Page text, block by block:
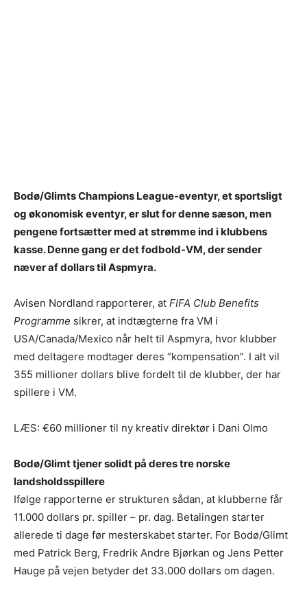
Bodø/Glimts Champions League-eventyr, et sportsligt
og økonomisk eventyr, er slut for denne sæson, men
pengene fortsætter med at strømme ind i klubbens
kasse. Denne gang er det fodbold-VM, der sender
næver af dollars til Aspmyra.
Avisen Nordland rapporterer, at FIFA Club Benefits
Programme sikrer, at indtægterne fra VM i
USA/Canada/Mexico når helt til Aspmyra, hvor klubber
med deltagere modtager deres “kompensation”. I alt vil
355 millioner dollars blive fordelt til de klubber, der har
spillere i VM.
LÆS: €60 millioner til ny kreativ direktør i Dani Olmo
Bodø/Glimt tjener solidt på deres tre norske
landsholdsspillere
Ifølge rapporterne er strukturen sådan, at klubberne får
11.000 dollars pr. spiller – pr. dag. Betalingen starter
allerede ti dage før mesterskabet starter. For Bodø/Glimt
med Patrick Berg, Fredrik Andre Bjørkan og Jens Petter
Hauge på vejen betyder det 33.000 dollars om dagen.